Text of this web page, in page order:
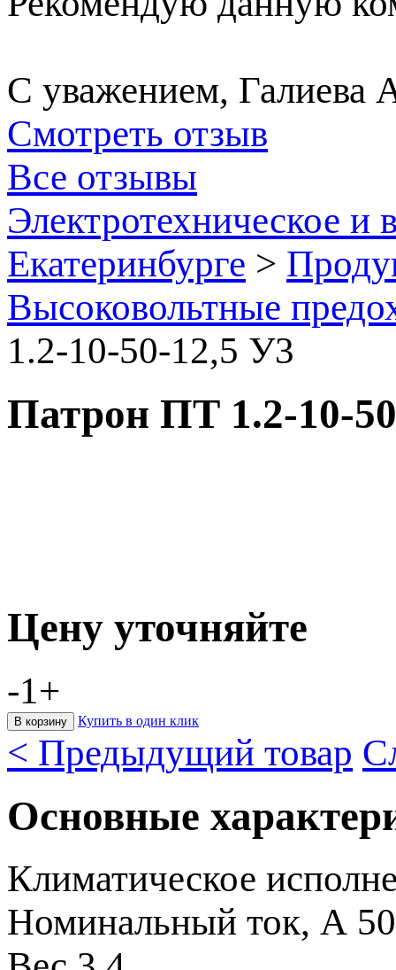
С уважением, Галиева
Смотреть отзыв
Все отзывы
Электротехническое и
Екатеринбурге >
Высоковольтные
1.2-10-50-12,5 У3
Патрон ПТ 1.2-10-
Цену уточняйте
-1+
Купить в один клик
< Предыдущий товар
Основные
Климатическое
Номинальный ток, А 50